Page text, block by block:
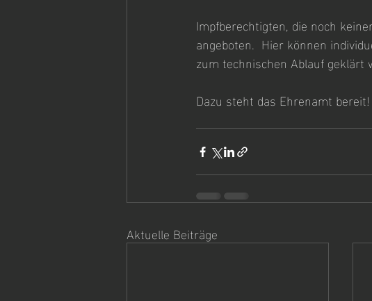
Impfberechtigten, die noch
angeboten.  Hier können
zum technischen Ablauf geklärt
Dazu steht das Ehrenamt bereit!
Aktuelle Beiträge